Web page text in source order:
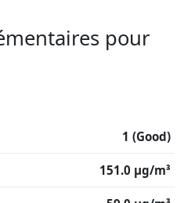
pour
1 (Good)
151.0 μg/m³